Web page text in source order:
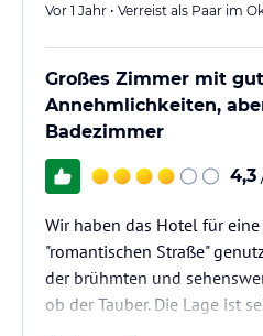
Vor 1 Jahr • Verreist als Paar im
Großes Zimmer mit
Annehmlichkeiten,
Badezimmer
4,3
Wir haben das Hotel für
"romantischen Straße"
der brühmten und
ob der Tauber. Die Lage ist